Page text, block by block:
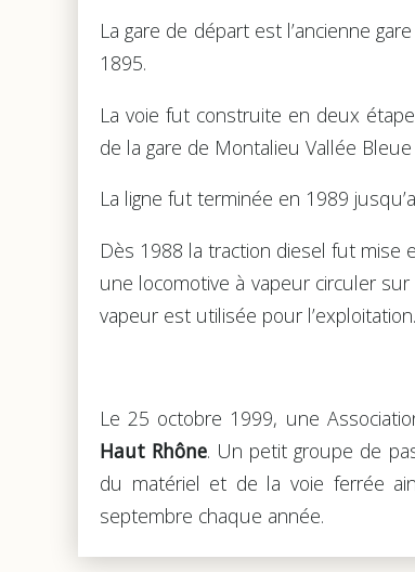
La gare de départ est l’ancienne
1895.
La voie fut construite en deux
de la gare de Montalieu Vallée
La ligne fut terminée en 1989
Dès 1988 la traction diesel fut mise
une locomotive à vapeur circuler
vapeur est utilisée pour l’exploitation.
Le 25 octobre 1999, une
Haut Rhône. Un petit groupe de
du matériel et de la voie ferrée
septembre chaque année.